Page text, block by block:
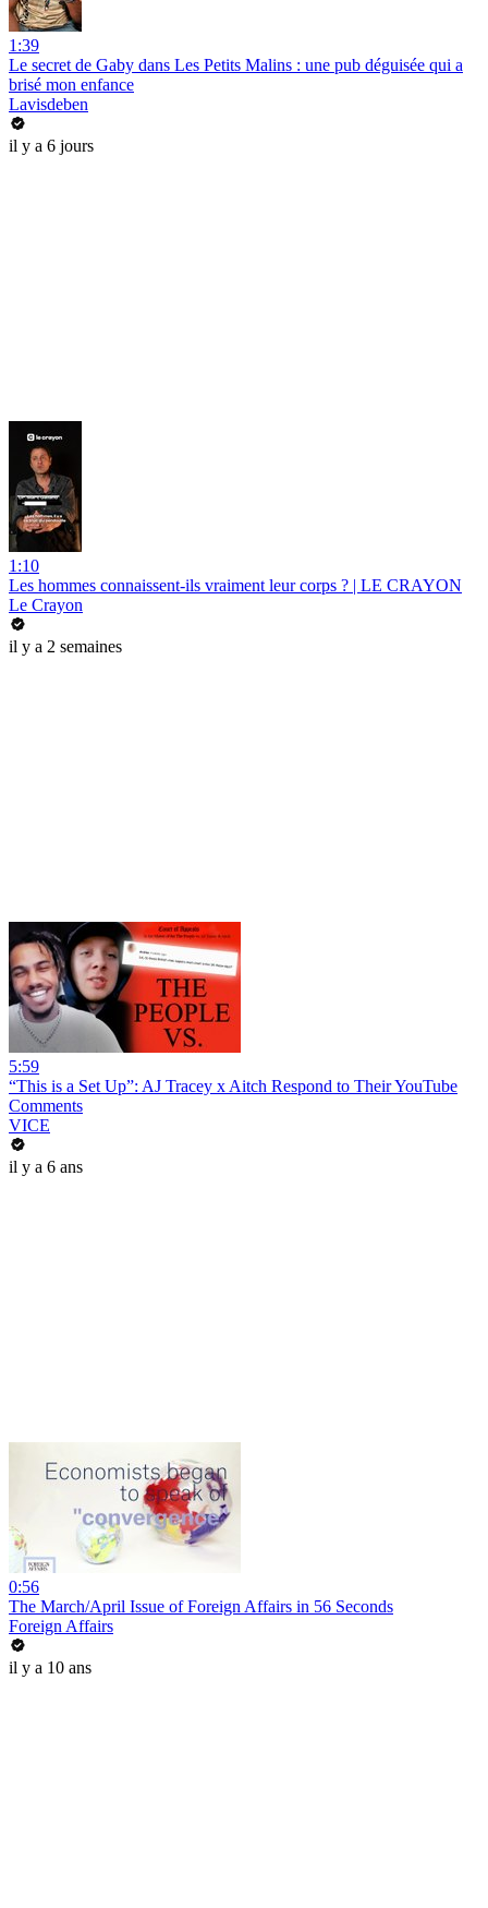
1:39
Le secret de Gaby dans Les Petits Malins : une pub déguisée qui a
brisé mon enfance
Lavisdeben
il y a 6 jours
1:10
Les hommes connaissent-ils vraiment leur corps ? | LE CRAYON
Le Crayon
il y a 2 semaines
5:59
“This is a Set Up”: AJ Tracey x Aitch Respond to Their YouTube
Comments
VICE
il y a 6 ans
0:56
The March/April Issue of Foreign Affairs in 56 Seconds
Foreign Affairs
il y a 10 ans